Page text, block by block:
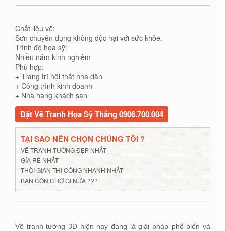
Chất liệu vẽ:
Sơn chuyên dụng không độc hại với sức khỏe.
Trình độ họa sỹ:
Nhiều năm kinh nghiệm
Phù hợp:
+ Trang trí nội thất nhà dân
+ Công trình kinh doanh
+ Nhà hàng khách sạn
Đặt Vẽ Tranh Họa Sỹ Thắng 0906.700.004
TẠI SAO NÊN CHỌN CHÚNG TÔI ?
VẼ TRANH TƯỜNG ĐẸP NHẤT
GÍA RẺ NHẤT
THỜI GIAN THI CÔNG NHANH NHẤT
BẠN CÒN CHỜ GÌ NỮA ???
Vẽ tranh tường 3D hiện nay đang là giải pháp phổ biến và